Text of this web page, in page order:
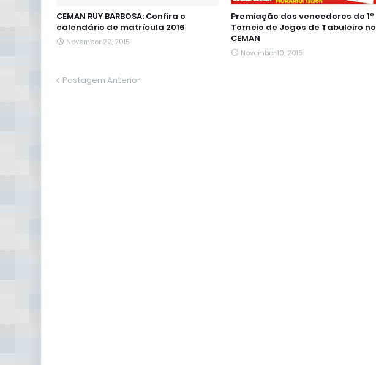
CEMAN RUY BARBOSA: Confira o
calendário de matrícula 2016
November 22, 2015
Premiação dos vencedores do 1º
Torneio de Jogos de Tabuleiro no
CEMAN
November 10, 2015
Postagem Anterior